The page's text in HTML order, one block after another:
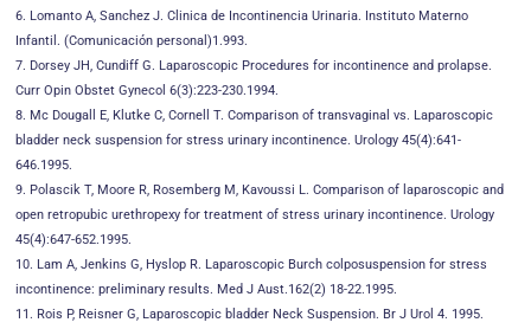
6. Lomanto A, Sanchez J. Clinica de Incontinencia Urinaria. Instituto Materno
Infantil. (Comunicación personal)1.993.
7. Dorsey JH, Cundiff G. Laparoscopic Procedures for incontinence and prolapse.
Curr Opin Obstet Gynecol 6(3):223-230.1994.
8. Mc Dougall E, Klutke C, Cornell T. Comparison of transvaginal vs. Laparoscopic
bladder neck suspension for stress urinary incontinence. Urology 45(4):641-
646.1995.
9. Polascik T, Moore R, Rosemberg M, Kavoussi L. Comparison of laparoscopic and
open retropubic urethropexy for treatment of stress urinary incontinence. Urology
45(4):647-652.1995.
10. Lam A, Jenkins G, Hyslop R. Laparoscopic Burch colposuspension for stress
incontinence: preliminary results. Med J Aust.162(2) 18-22.1995.
11. Rois P, Reisner G, Laparoscopic bladder Neck Suspension. Br J Urol 4. 1995.